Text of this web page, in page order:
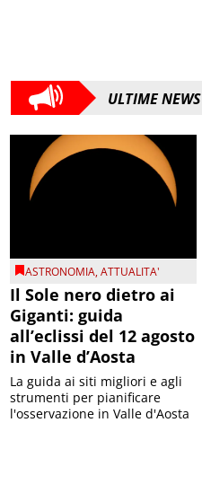
ULTIME NEWS
ASTRONOMIA,ATTUALITA'
Il Sole nero dietro ai
Giganti: guida
all’eclissi del 12 agosto
in Valle d’Aosta
La guida ai siti migliori e agli
strumenti per pianificare
l'osservazione in Valle d'Aosta